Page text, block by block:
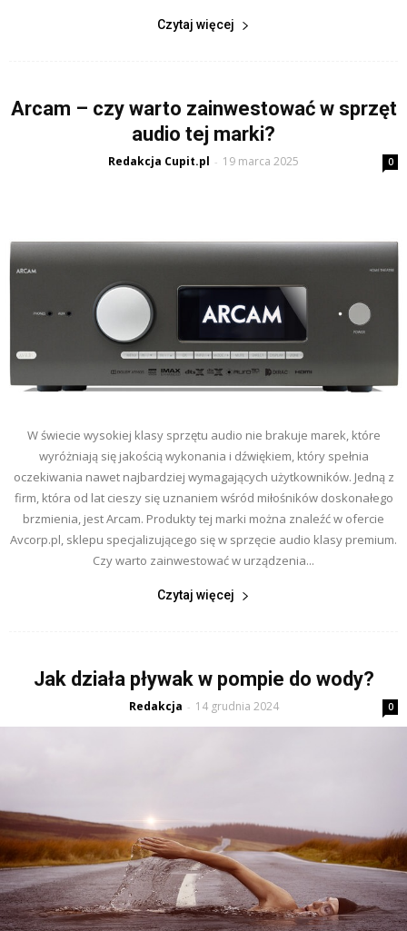
Czytaj więcej
Arcam – czy warto zainwestować w sprzęt
audio tej marki?
Redakcja Cupit.pl - 19 marca 2025 0
W świecie wysokiej klasy sprzętu audio nie brakuje marek, które
wyróżniają się jakością wykonania i dźwiękiem, który spełnia
oczekiwania nawet najbardziej wymagających użytkowników. Jedną z
firm, która od lat cieszy się uznaniem wśród miłośników doskonałego
brzmienia, jest Arcam. Produkty tej marki można znaleźć w ofercie
Avcorp.pl, sklepu specjalizującego się w sprzęcie audio klasy premium.
Czy warto zainwestować w urządzenia...
Czytaj więcej
Jak działa pływak w pompie do wody?
Redakcja - 14 grudnia 2024 0